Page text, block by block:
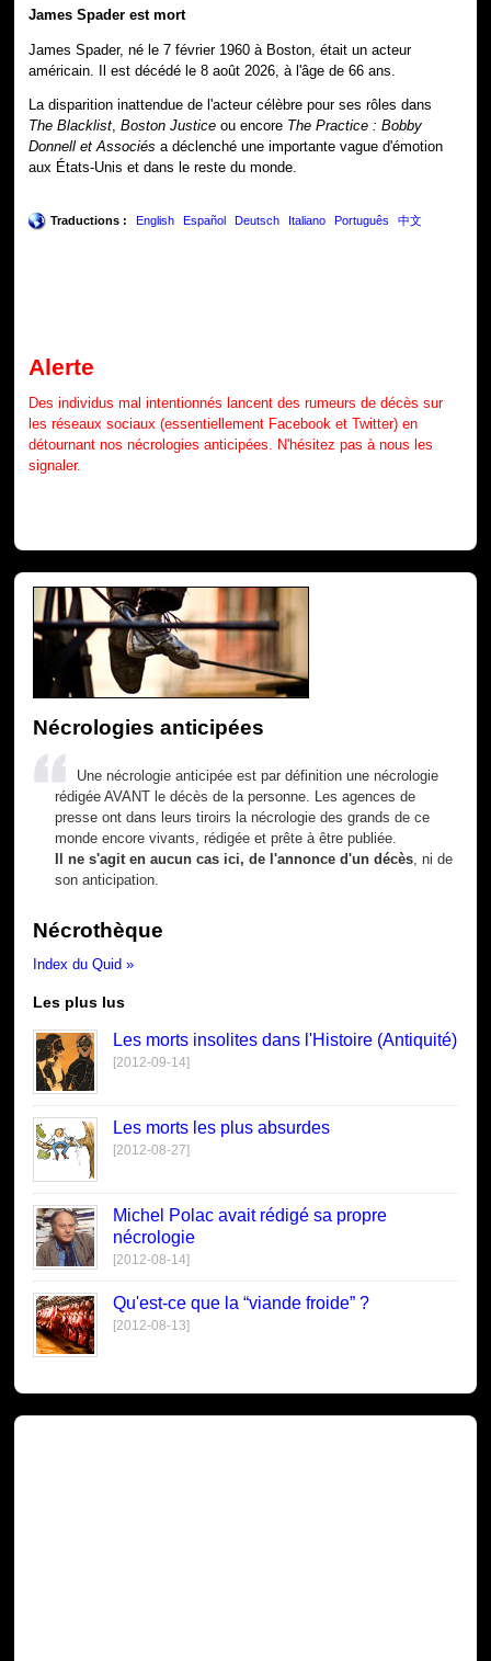
James Spader est mort
James Spader, né le 7 février 1960 à Boston, était un acteur
américain. Il est décédé le 8 août 2026, à l'âge de 66 ans.
La disparition inattendue de l'acteur célèbre pour ses rôles dans
The Blacklist,Boston Justice ou encore The Practice : Bobby
Donnell et Associés a déclenché une importante vague d'émotion
aux États-Unis et dans le reste du monde.
Traductions : English Español Deutsch Italiano Português 中文
Alerte
Des individus mal intentionnés lancent des rumeurs de décès sur
les réseaux sociaux (essentiellement Facebook et Twitter) en
détournant nos nécrologies anticipées. N'hésitez pas à nous les
signaler.
Nécrologies anticipées
Une nécrologie anticipée est par définition une nécrologie
rédigée AVANT le décès de la personne. Les agences de
presse ont dans leurs tiroirs la nécrologie des grands de ce
monde encore vivants, rédigée et prête à être publiée.
Il ne s'agit en aucun cas ici, de l'annonce d'un décès , ni de
son anticipation.
Nécrothèque
Index du Quid »
Les plus lus
Les morts insolites dans l'Histoire (Antiquité)
[2012-09-14]
Les morts les plus absurdes
[2012-08-27]
Michel Polac avait rédigé sa propre
nécrologie
[2012-08-14]
Qu'est-ce que la “viande froide” ?
[2012-08-13]